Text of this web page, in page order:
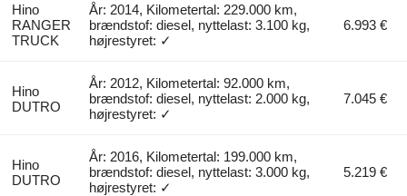
Hino
RANGER
TRUCK
År: 2014, Kilometertal: 229.000 km,
brændstof: diesel, nyttelast: 3.100 kg,
højrestyret: ✓
6.993 €
Hino
DUTRO
År: 2012, Kilometertal: 92.000 km,
brændstof: diesel, nyttelast: 2.000 kg,
højrestyret: ✓
7.045 €
Hino
DUTRO
År: 2016, Kilometertal: 199.000 km,
brændstof: diesel, nyttelast: 3.000 kg,
højrestyret: ✓
5.219 €